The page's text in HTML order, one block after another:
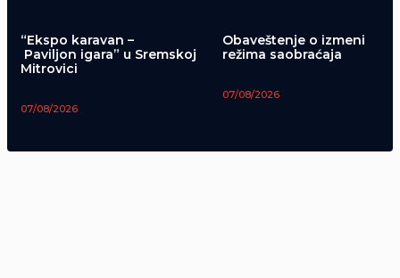
“Ekspo karavan –
Paviljon igara” u Sremskoj
Mitrovici
07/08/2026
Obaveštenje o izmeni
režima saobraćaja
07/08/2026